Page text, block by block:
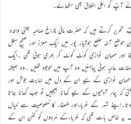
آپؑ کو اعلیٰ اخلاق بھی سکھائے۔
کرتے ہیں کہ حضرت مائی چراغ صاحبہ یعنی والدہ
موضع آئمہ ضلع ہوشیار پور میں ایک معزز اور صحیح مغل
اور مہمان نوازی کوٹ کوٹ کر بھری ہوئی تھی ۔ایک
عالیہ ہونی چاہئیں وہ آپ میں موجود تھیں ۔وہ ہمیشہ
نوازی کے لیے ان کے دل میں نہایت جوش اور
کہ چار آدمیوں کے لیے کھانا بھیجیں تو جب کھانا جاتا
شہر کے غرباءاور ضعفاء کا خصوصیت سے خیال
یہ خاص بات تھی کہ غرباءکے مُردوں کو کفن ان کے